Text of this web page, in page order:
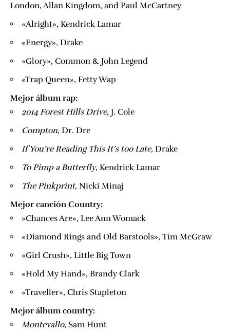
London, Allan Kingdom, and Paul McCartney
«Alright», Kendrick Lamar
«Energy», Drake
«Glory», ​Common & John Legend​
«Trap Queen», Fetty Wap
Mejor álbum rap:
​2014 Forest Hills Drive​, J. Cole
​Compton, ​ Dr. Dre
​If You’re Reading This It’s too Late, ​Drake
​To Pimp a Butterfly​, Kendrick Lamar
​The Pinkprint​, Nicki Minaj
Mejor canción Country:
​»Chances Are», Lee Ann Womack
«Diamond Rings and Old Barstools», Tim McGraw
«Girl Crush», Little Big Town
«Hold My Hand», Brandy Clark
«Traveller», Chris Stapleton
Mejor álbum country:
​Montevallo​, Sam Hunt